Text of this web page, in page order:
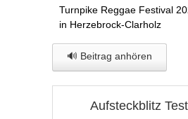
Turnpike Reggae Festival
in Herzebrock-Clarholz
🔊 Beitrag anhören
Aufsteckblitz